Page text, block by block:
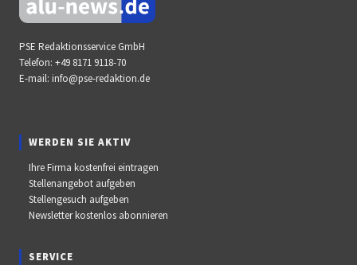
PSE Redaktionsservice GmbH
Telefon: +49 8171 9118-70
E-mail: info@pse-redaktion.de
WERDEN SIE AKTIV
Ihre Firma kostenfrei eintragen
Stellenangebot aufgeben
Stellengesuch aufgeben
Newsletter kostenlos abonnieren
SERVICE